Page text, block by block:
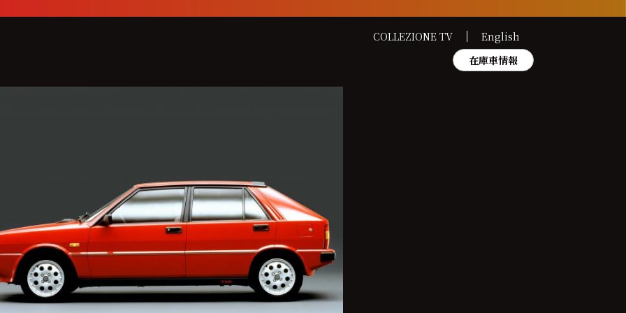
COLLEZIONE TV
English
在庫車情報